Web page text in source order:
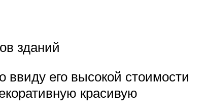
зданий
ввиду его высокой стоимости
красивую